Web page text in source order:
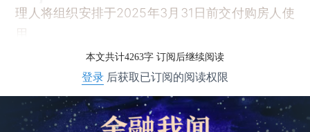
理人将组织安排于2025年3月31日前交付购房人使
用。
本文共计4263字 订阅后继续阅读
登录 后获取已订阅的阅读权限